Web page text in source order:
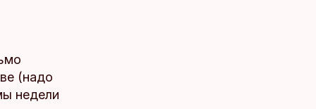
(надо
недели